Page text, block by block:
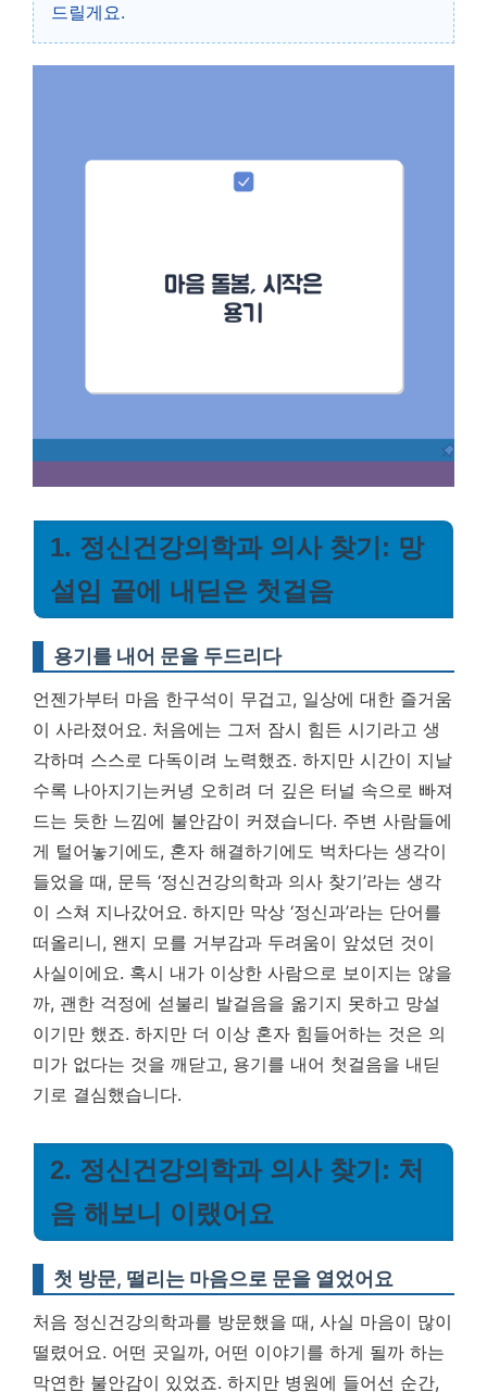
드릴게요.
1. 정신건강의학과 의사 찾기: 망
설임 끝에 내딛은 첫걸음
용기를 내어 문을 두드리다
언젠가부터 마음 한구석이 무겁고, 일상에 대한 즐거움
이 사라졌어요. 처음에는 그저 잠시 힘든 시기라고 생
각하며 스스로 다독이려 노력했죠. 하지만 시간이 지날
수록 나아지기는커녕 오히려 더 깊은 터널 속으로 빠져
드는 듯한 느낌에 불안감이 커졌습니다. 주변 사람들에
게 털어놓기에도, 혼자 해결하기에도 벅차다는 생각이
들었을 때, 문득 ‘정신건강의학과 의사 찾기’라는 생각
이 스쳐 지나갔어요. 하지만 막상 ‘정신과’라는 단어를
떠올리니, 왠지 모를 거부감과 두려움이 앞섰던 것이
사실이에요. 혹시 내가 이상한 사람으로 보이지는 않을
까, 괜한 걱정에 섣불리 발걸음을 옮기지 못하고 망설
이기만 했죠. 하지만 더 이상 혼자 힘들어하는 것은 의
미가 없다는 것을 깨닫고, 용기를 내어 첫걸음을 내딛
기로 결심했습니다.
2. 정신건강의학과 의사 찾기: 처
음 해보니 이랬어요
첫 방문, 떨리는 마음으로 문을 열었어요
처음 정신건강의학과를 방문했을 때, 사실 마음이 많이
떨렸어요. 어떤 곳일까, 어떤 이야기를 하게 될까 하는
막연한 불안감이 있었죠. 하지만 병원에 들어선 순간,